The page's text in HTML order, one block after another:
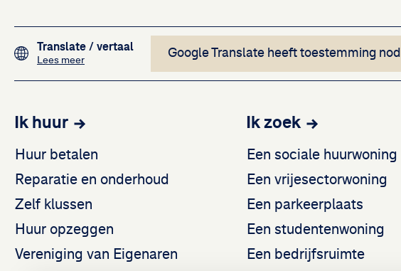
Translate / vertaal
Lees meerover het vertalen van de teksten op deze website met Google
Google Translate heeft toestemming
Ik huur
Huur betalen
Reparatie en onderhoud
Zelf klussen
Huur opzeggen
Vereniging van Eigenaren
Ik zoek
Een sociale huurwoning
Een vrijesectorwoning
Een parkeerplaats
Een studentenwoning
Een bedrijfsruimte